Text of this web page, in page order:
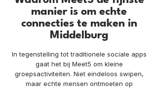
manier is om echte
connecties te maken in
Middelburg
In tegenstelling tot traditionele sociale apps
gaat het bij Meet5 om kleine
groepsactiviteiten. Niet eindeloos swipen,
maar echte mensen ontmoeten op